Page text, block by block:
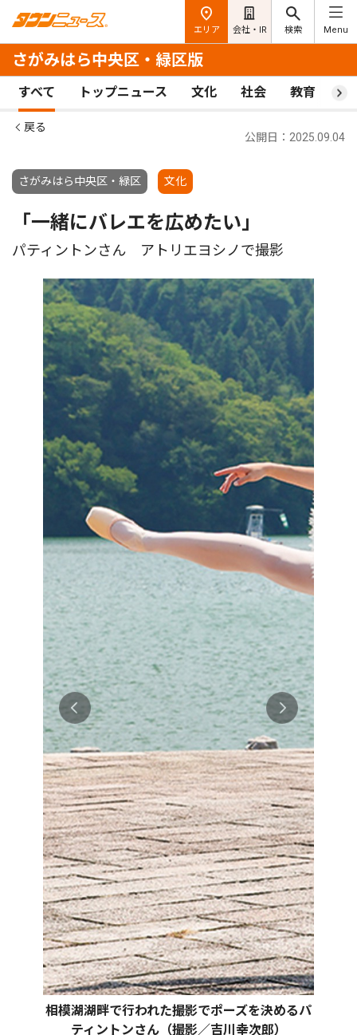
エリア 会社・IR 検索 Menu
さがみはら中央区・緑区版
すべて トップニュース 文化 社会 教育 ス
戻る
さがみはら中央区・緑区 文化
公開日：2025.09.04
「一緒にバレエを広めたい」
パティントンさん アトリエヨシノで撮影
相模湖湖畔で行われた撮影でポーズを決めるパ
ティントンさん（撮影／吉川幸次郎）